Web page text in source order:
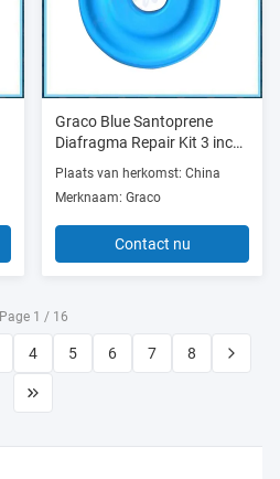
Graco Blue Santoprene
Diafragma Repair Kit 3 inch
Plaats van herkomst: China
Merknaam: Graco
Contact nu
Page 1 / 16
4 5 6 7 8